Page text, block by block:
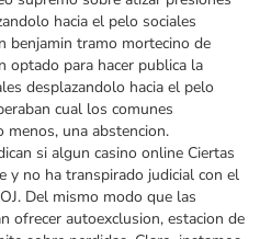
hacia el pelo sociales
benjamin tramo mortecino de
optado para hacer publica la
desplazandolo hacia el pelo
cual los comunes
una abstencion.
si algun casino online Ciertas
y no ha transpirado judicial con el
Del mismo modo que las
ofrecer autoexclusion, estacion de